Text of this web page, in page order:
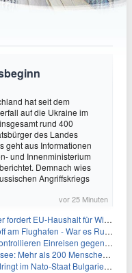
hat seit dem
auf die Ukraine im
rund 400
des Landes
geht aus Informationen
und Innenministerium
Demnach wies
Angriffskriegs
vor 25 Minuten
EU-Haushalt für Wirtschaftsumbau
Flughafen - War es Russland?
Einreisen gegenseitig
als 200 Menschen evakuiert
im Nato-Staat Bulgarien ein